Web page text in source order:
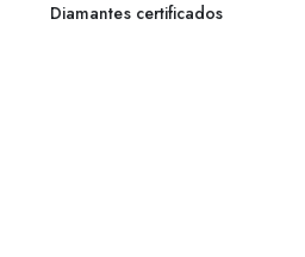
Diamantes certificados